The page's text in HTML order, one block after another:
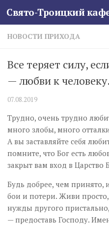
Skip to content
НОВОСТИ ПРИХОДА
Все теряет силу,
— любви к
07.08.2019
Трудно, очень трудно
много злобы, много
А вы заставляйте себя
помните, что Бог есть
закрыт вам вход в Царство
Будь добрее, чем принято,
бои и потери. Живи
нужды другого
— предоставь Господу.